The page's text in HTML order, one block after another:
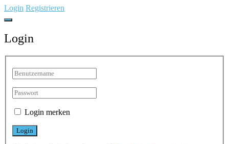
Login Registrieren
Login
Login merken